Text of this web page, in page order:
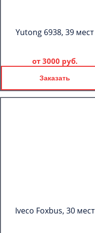
Yutong 6938, 39 мест
от 3000 руб.
Заказать
Iveco Foxbus, 30 мест